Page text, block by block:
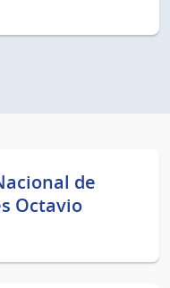
de
Octavio